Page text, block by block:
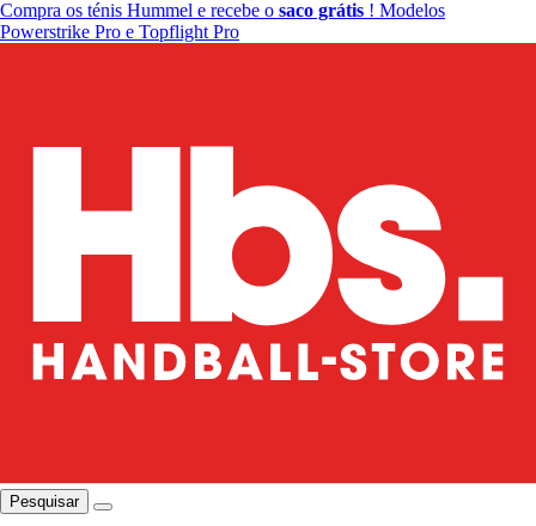
Compra os ténis Hummel e recebe o saco grátis ! Modelos
Powerstrike Pro e Topflight Pro
Pesquisar